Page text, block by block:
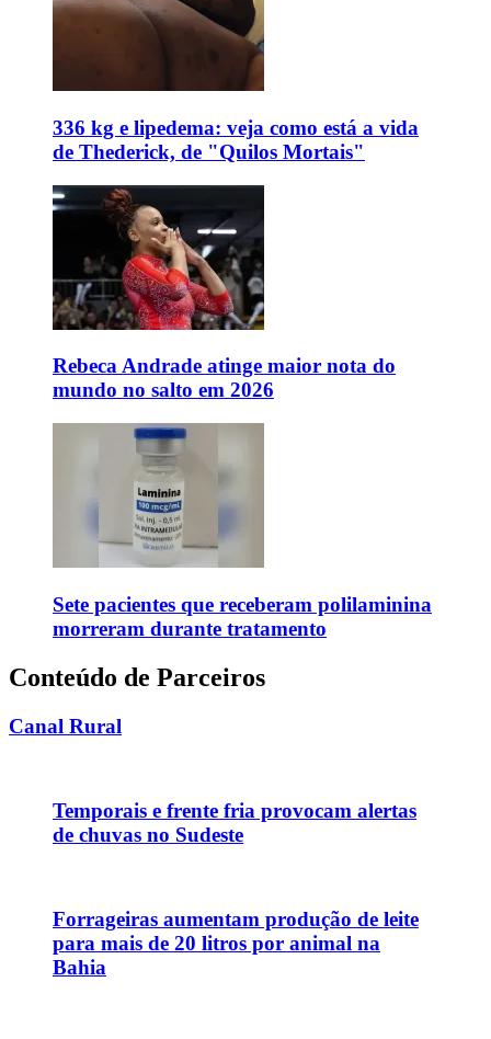
336 kg e lipedema: veja como está a vida
de Thederick, de "Quilos Mortais"
Rebeca Andrade atinge maior nota do
mundo no salto em 2026
Sete pacientes que receberam polilaminina
morreram durante tratamento
Conteúdo de Parceiros
Canal Rural
Temporais e frente fria provocam alertas
de chuvas no Sudeste
Forrageiras aumentam produção de leite
para mais de 20 litros por animal na
Bahia